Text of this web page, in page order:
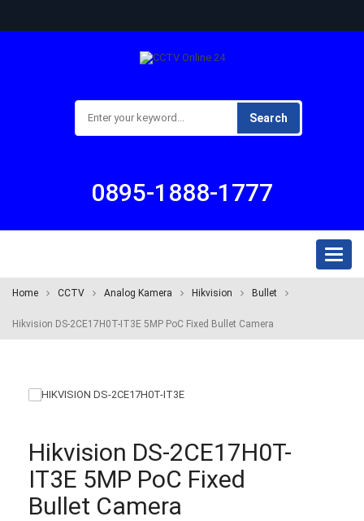
Search
0895-1888-1777
Home CCTV Analog Kamera Hikvision Bullet
Hikvision DS-2CE17H0T-IT3E 5MP PoC Fixed Bullet Camera
Hikvision DS-2CE17H0T-
IT3E 5MP PoC Fixed
Bullet Camera